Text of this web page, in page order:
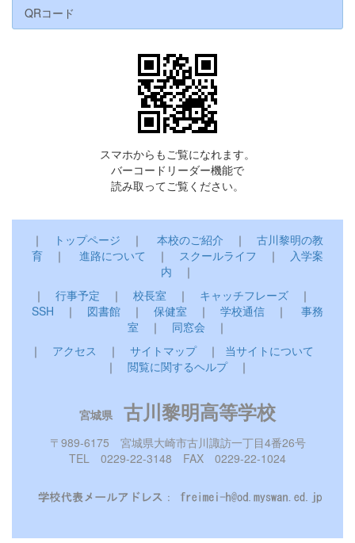
QRコード
スマホからもご覧になれます。
バーコードリーダー機能で
読み取ってご覧ください。
｜ トップページ ｜ 本校のご紹介 ｜ 古川黎明の教
育 ｜ 進路について ｜ スクールライフ ｜
入学案
内 ｜
｜ 行事予定 ｜ 校長室 ｜ キャッチフレーズ ｜
SSH ｜ 図書館 ｜ 保健室 ｜ 学校通信 ｜ 事務
室 ｜ 同窓会 ｜
｜ アクセス ｜ サイトマップ｜ 当サイトについて
｜ 閲覧に関するヘルプ｜
宮城県 古川黎明高等学校
〒989-6175 宮城県大崎市古川諏訪一丁目4番26号
TEL 0229-22-3148 FAX 0229-22-1024